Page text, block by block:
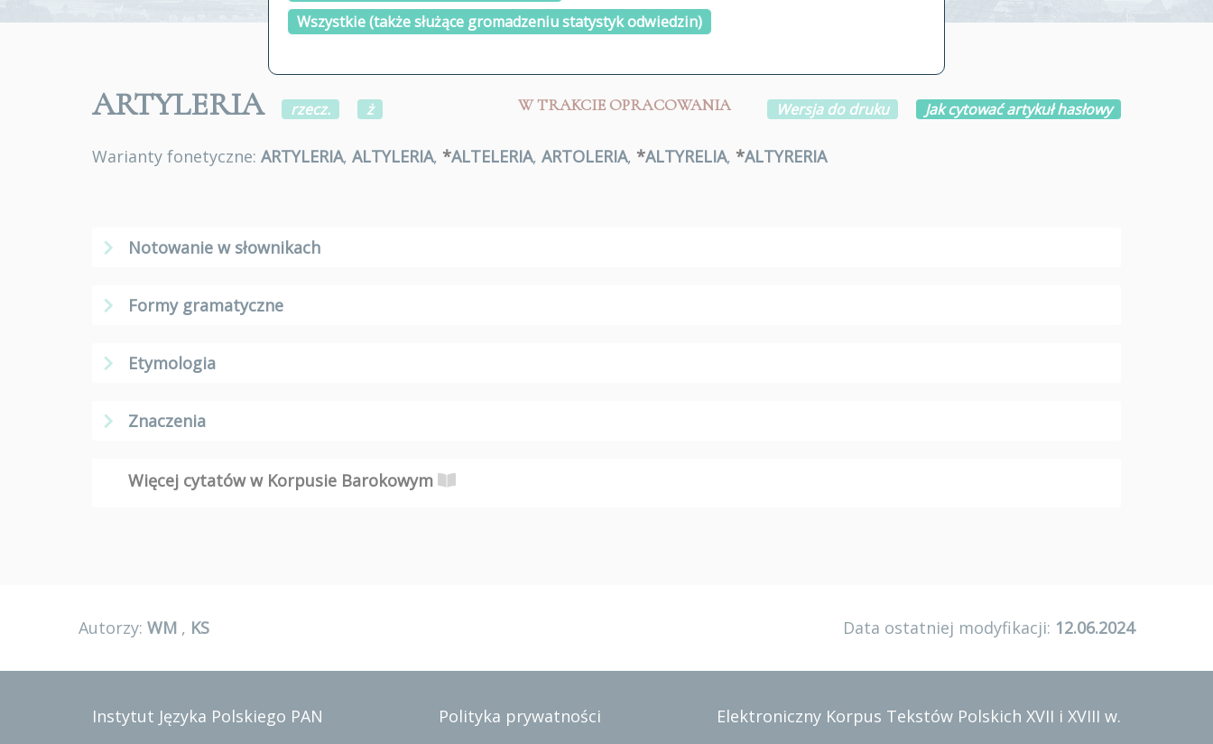
Wszystkie (także służące gromadzeniu statystyk odwiedzin)
ARTYLERIA rzecz. ż W TRAKCIE OPRACOWANIA Wersja do druku Jak cytować artykuł hasłowy
Warianty fonetyczne: ARTYLERIA, ALTYLERIA, *ALTELERIA, ARTOLERIA, *ALTYRELIA, *ALTYRERIA
Notowanie w słownikach
Formy gramatyczne
Etymologia
Znaczenia
Więcej cytatów w Korpusie Barokowym
Autorzy: WM , KS Data ostatniej modyfikacji: 12.06.2024
Instytut Języka Polskiego PAN Polityka prywatności Elektroniczny Korpus Tekstów Polskich XVII i XVIII w.